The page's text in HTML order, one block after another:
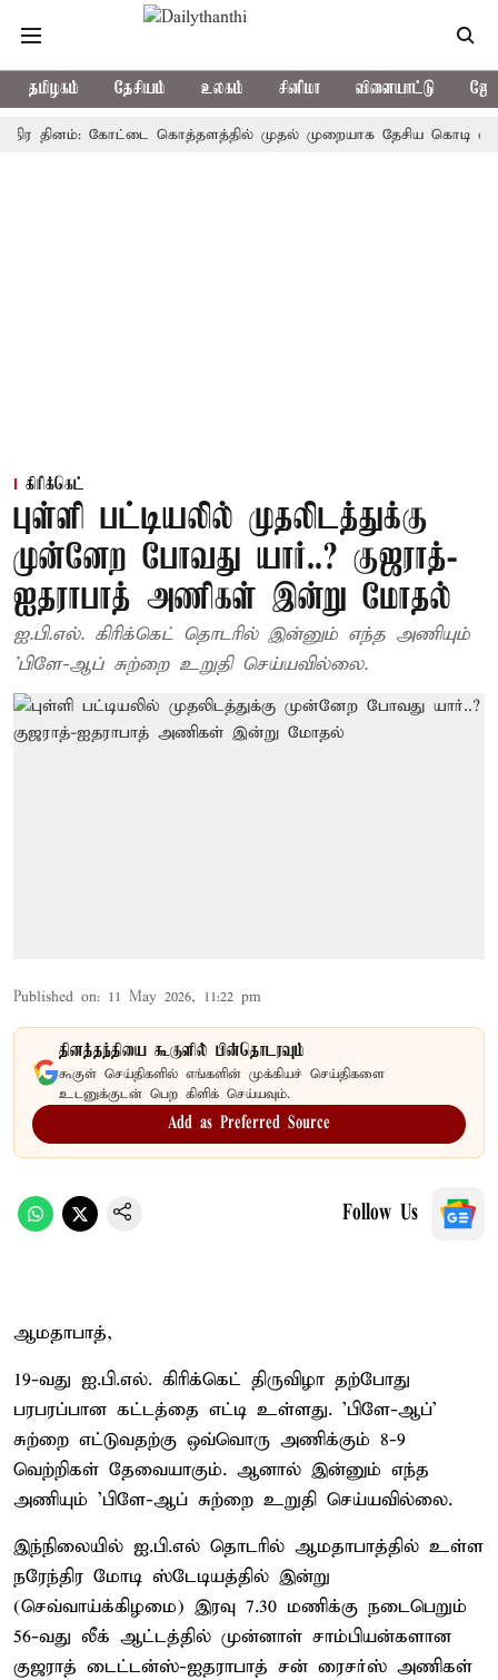
தமிழகம் தேசியம் உலகம் சினிமா விளையாட்டு
தினம்: கோட்டை கொத்தளத்தில் முதல் முறையாக தேசிய கொடி
கிரிக்கெட்
புள்ளி பட்டியலில் முதலிடத்துக்கு
முன்னேற போவது யார்..? குஜராத்-
ஐதராபாத் அணிகள் இன்று மோதல்
ஐ.பி.எல். கிரிக்கெட் தொடரில் இன்னும் எந்த அணியும்
'பிளே-ஆப் சுற்றை உறுதி செய்யவில்லை.
Published on: 11 May 2026, 11:22 pm
தினத்தந்தியை கூகுளில் பின்தொடரவும்
கூகுள் செய்திகளில் எங்களின் முக்கியச் செய்திகளை
உடனுக்குடன் பெற கிளிக் செய்யவும்.
Add as Preferred Source
Follow Us
ஆமதாபாத்,
19-வது ஐ.பி.எல். கிரிக்கெட் திருவிழா தற்போது
பரபரப்பான கட்டத்தை எட்டி உள்ளது. 'பிளே-ஆப்'
சுற்றை எட்டுவதற்கு ஒவ்வொரு அணிக்கும் 8-9
வெற்றிகள் தேவையாகும். ஆனால் இன்னும் எந்த
அணியும் 'பிளே-ஆப் சுற்றை உறுதி செய்யவில்லை.
இந்நிலையில் ஐ.பி.எல் தொடரில் ஆமதாபாத்தில் உள்ள
நரேந்திர மோடி ஸ்டேடியத்தில் இன்று
(செவ்வாய்க்கிழமை) இரவு 7.30 மணிக்கு நடைபெறும்
56-வது லீக் ஆட்டத்தில் முன்னாள் சாம்பியன்களான
குஜராத் டைட்டன்ஸ்-ஐதராபாத் சன் ரைசர்ஸ் அணிகள்